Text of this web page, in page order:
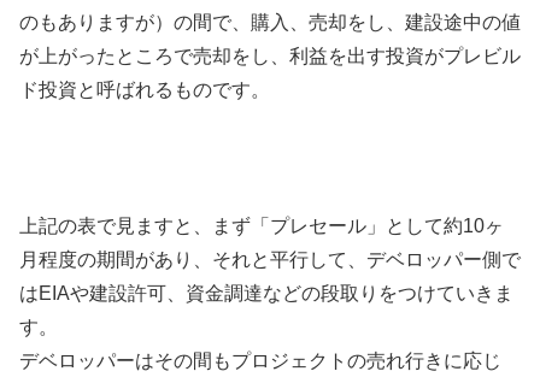
のもありますが）の間で、購入、売却をし、建設途中の値
が上がったところで売却をし、利益を出す投資がプレビル
ド投資と呼ばれるものです。
上記の表で見ますと、まず「プレセール」として約10ヶ
月程度の期間があり、それと平行して、デベロッパー側で
はEIAや建設許可、資金調達などの段取りをつけていきま
す。
デベロッパーはその間もプロジェクトの売れ行きに応じ